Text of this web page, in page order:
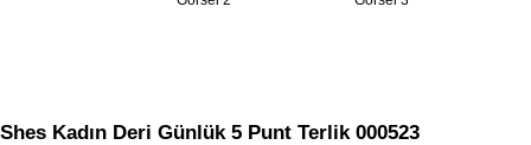
Shes Kadın Deri Günlük 5 Punt Terlik 000523